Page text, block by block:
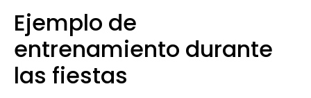
Ejemplo de
entrenamiento durante
las fiestas